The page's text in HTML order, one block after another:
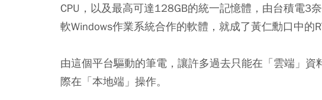
CPU，以及最高可達128GB的統一記憶體，由台積電3
軟Windows作業系統合作的軟體，就成了黃仁勳口中的
由這個平台驅動的筆電，讓許多過去只能在「雲端」
際在「本地端」操作。